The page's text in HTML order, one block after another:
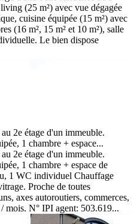
(25 m²) avec vue dégagée
cuisine équipée (15 m²) avec
(16 m², 15 m² et 10 m²), salle
Le bien dispose
2e étage d'un immeuble.
1 chambre + espace...
2e étage d'un immeuble.
1 chambre + espace de
1 WC individuel Chauffage
Proche de toutes
axes autoroutiers, commerces,
N° IPI agent: 503.619...